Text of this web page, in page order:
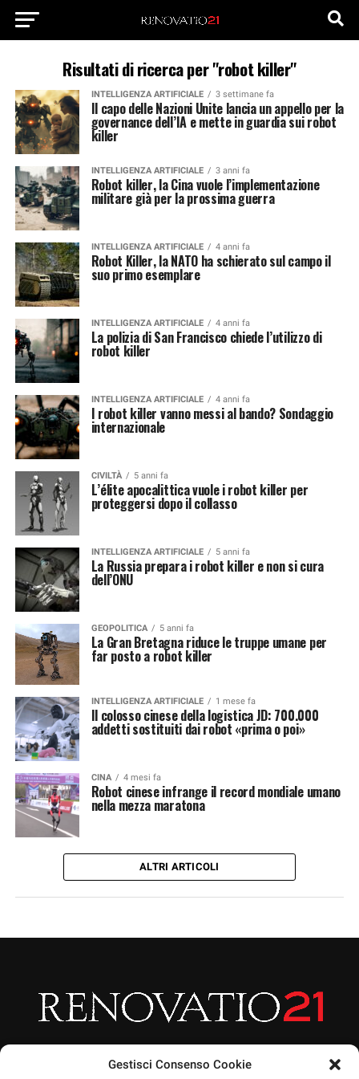
Gestisci Consenso Cookie
Risultati di ricerca per "robot killer"
INTELLIGENZA ARTIFICIALE 3 settimane fa
Il capo delle Nazioni Unite lancia un appello per la
governance dell’IA e mette in guardia sui robot
killer
INTELLIGENZA ARTIFICIALE 3 anni fa
Robot killer, la Cina vuole l’implementazione
militare già per la prossima guerra
INTELLIGENZA ARTIFICIALE 4 anni fa
Robot Killer, la NATO ha schierato sul campo il
suo primo esemplare
INTELLIGENZA ARTIFICIALE 4 anni fa
La polizia di San Francisco chiede l’utilizzo di
robot killer
INTELLIGENZA ARTIFICIALE 4 anni fa
I robot killer vanno messi al bando? Sondaggio
internazionale
CIVILTÀ 5 anni fa
L’élite apocalittica vuole i robot killer per
proteggersi dopo il collasso
INTELLIGENZA ARTIFICIALE 5 anni fa
La Russia prepara i robot killer e non si cura
dell’ONU
GEOPOLITICA 5 anni fa
La Gran Bretagna riduce le truppe umane per
far posto a robot killer
INTELLIGENZA ARTIFICIALE 1 mese fa
Il colosso cinese della logistica JD: 700.000
addetti sostituiti dai robot «prima o poi»
CINA 4 mesi fa
Robot cinese infrange il record mondiale umano
nella mezza maratona
ALTRI ARTICOLI